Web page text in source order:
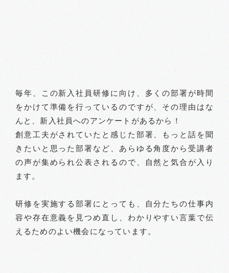
毎年、この新入社員研修に向け、多くの部署が時間
をかけて準備を行っているのですが、その理由はな
んと、新入社員へのアンケートがあるから！
創意工夫がされていたと感じた部署、もっと話を聞
きたいと思った部署など、あらゆる角度から受講者
の声が集められ公表されるので、自然と気合が入り
ます。
研修を実施する部署にとっても、自分たちの仕事内
容や存在意義を見つめ直し、わかりやすい言葉で伝
えるためのよい機会になっています。